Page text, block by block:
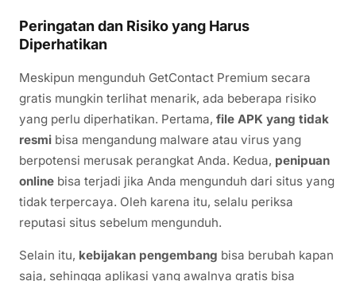
Peringatan dan Risiko yang Harus
Diperhatikan
Meskipun mengunduh GetContact Premium secara
gratis mungkin terlihat menarik, ada beberapa risiko
yang perlu diperhatikan. Pertama, file APK yang tidak
resmi bisa mengandung malware atau virus yang
berpotensi merusak perangkat Anda. Kedua, penipuan
online bisa terjadi jika Anda mengunduh dari situs yang
tidak terpercaya. Oleh karena itu, selalu periksa
reputasi situs sebelum mengunduh.
Selain itu, kebijakan pengembang bisa berubah kapan
saja, sehingga aplikasi yang awalnya gratis bisa